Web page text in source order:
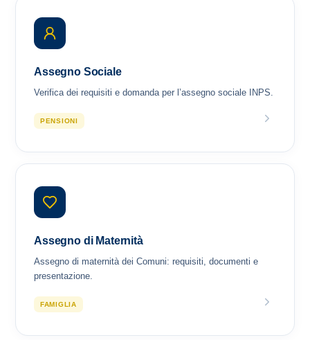
Assegno Sociale
Verifica dei requisiti e domanda per l’assegno sociale INPS.
PENSIONI
Assegno di Maternità
Assegno di maternità dei Comuni: requisiti, documenti e
presentazione.
FAMIGLIA